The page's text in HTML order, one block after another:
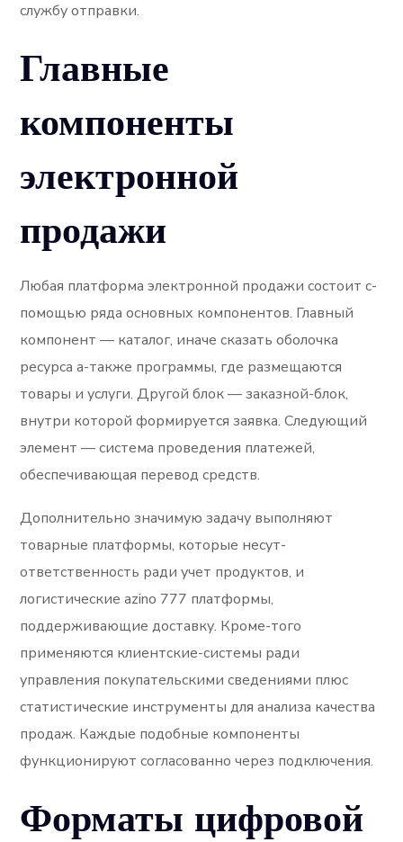
службу отправки.
Главные
компоненты
электронной
продажи
Любая платформа электронной продажи состоит с-
помощью ряда основных компонентов. Главный
компонент — каталог, иначе сказать оболочка
ресурса а-также программы, где размещаются
товары и услуги. Другой блок — заказной-блок,
внутри которой формируется заявка. Следующий
элемент — система проведения платежей,
обеспечивающая перевод средств.
Дополнительно значимую задачу выполняют
товарные платформы, которые несут-
ответственность ради учет продуктов, и
логистические azino 777 платформы,
поддерживающие доставку. Кроме-того
применяются клиентские-системы ради
управления покупательскими сведениями плюс
статистические инструменты для анализа качества
продаж. Каждые подобные компоненты
функционируют согласованно через подключения.
Форматы цифровой